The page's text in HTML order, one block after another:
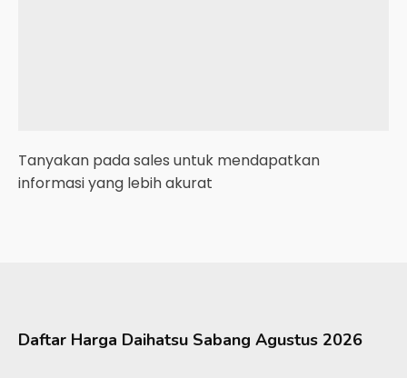
Tanyakan pada sales untuk mendapatkan
informasi yang lebih akurat
Daftar Harga Daihatsu Sabang Agustus 2026